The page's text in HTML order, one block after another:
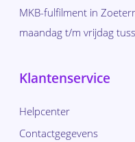
MKB-fulfilment in
maandag t/m vrijdag
Klantenservice
Helpcenter
Contactgegevens